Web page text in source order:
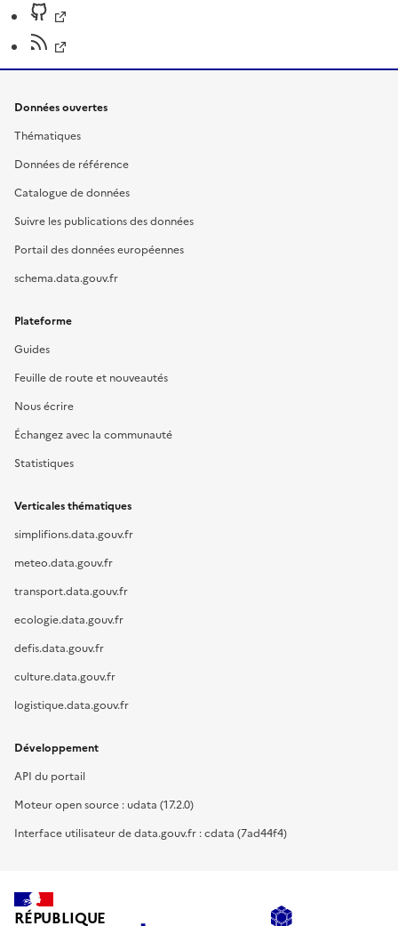
Données ouvertes
Thématiques
Données de référence
Catalogue de données
Suivre les publications des données
Portail des données européennes
schema.data.gouv.fr
Plateforme
Guides
Feuille de route et nouveautés
Nous écrire
Échangez avec la communauté
Statistiques
Verticales thématiques
simplifions.data.gouv.fr
meteo.data.gouv.fr
transport.data.gouv.fr
ecologie.data.gouv.fr
defis.data.gouv.fr
culture.data.gouv.fr
logistique.data.gouv.fr
Développement
API du portail
Moteur open source : udata (17.2.0)
Interface utilisateur de data.gouv.fr : cdata (7ad44f4)
RÉPUBLIQUE